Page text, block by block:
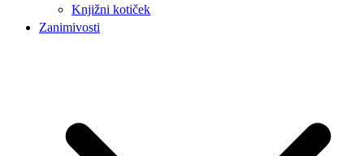
Knjižni kotiček
Zanimivosti